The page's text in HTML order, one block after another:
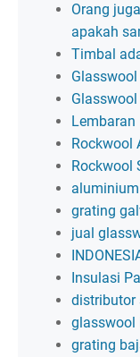
Orang
apakah
Timbal
Lembaran
Rockwool
Rockwool
grating
jual
Insulasi
distributor
glasswool
grating